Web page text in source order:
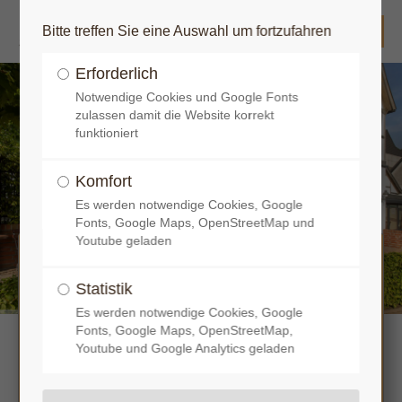
Benutzername
Passwort
Anmelden
Register|Lost your password?
Herzlich willkommen im Pulverschoppen
für Tischreservierungen melden Sie sich bitte
telefonisch oder persönlich bei uns!
Bitte treffen Sie eine Auswahl um fortzufahren
Erforderlich
Notwendige Cookies und Google Fonts
zulassen damit die Website korrekt
funktioniert
Komfort
Es werden notwendige Cookies, Google
Fonts, Google Maps, OpenStreetMap und
Youtube geladen
Statistik
Es werden notwendige Cookies, Google
Fonts, Google Maps, OpenStreetMap,
Youtube und Google Analytics geladen